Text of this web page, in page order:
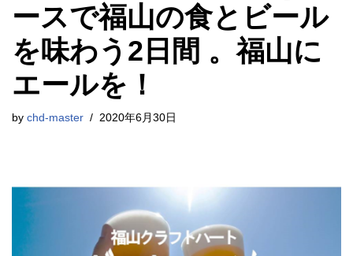
ースで福山の食とビール
を味わう2日間 。福山に
エールを！
by chd-master 2020年6月30日